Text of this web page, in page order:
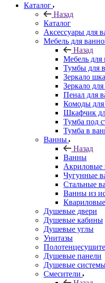
Каталог
Назад
Каталог
Аксессуары для
Мебель для
Назад
Мебель для
Тумбы для
Зеркало
Зеркало
Пенал для
Комоды для
Шкафчик
Тумба под
Тумба в
Ванны
Назад
Ванны
Акриловые
Чугунные
Стальные
Ванны из
Душевые двери
Душевые кабины
Душевые углы
Унитазы
Душевые панели
Душевые
Смесители